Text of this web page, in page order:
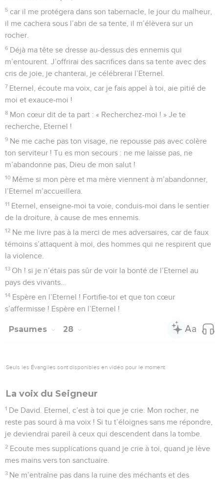
5 car il me protégera dans son tabernacle, le jour du malheur,
il me cachera sous l’abri de sa tente, il m’élèvera sur un
rocher.
6 Déjà ma tête se dresse au-dessus des ennemis qui
m’entourent. J’offrirai des sacrifices dans sa tente avec des
cris de joie, je chanterai, je célébrerai l’Eternel.
7 Eternel, écoute ma voix, car je fais appel à toi, aie pitié de
moi et exauce-moi !
8 Mon cœur dit de ta part : « Recherchez-moi ! » Je te
recherche, Eternel !
9 Ne me cache pas ton visage, ne repousse pas avec colère
ton serviteur ! Tu es mon secours : ne me laisse pas, ne
m’abandonne pas, Dieu de mon salut !
10 Même si mon père et ma mère viennent à m’abandonner,
l’Eternel m’accueillera.
11 Eternel, enseigne-moi ta voie, conduis-moi dans le sentier
de la droiture, à cause de mes ennemis.
12 Ne me livre pas à la merci de mes adversaires, car de faux
témoins s’attaquent à moi, des hommes qui ne respirent que
la violence.
13 Oh ! si je n’étais pas sûr de voir la bonté de l’Eternel au
pays des vivants…
14 Espère en l’Eternel ! Fortifie-toi et que ton cœur
s’affermisse ! Espère en l’Eternel !
Psaumes 28
Seuls les Évangiles sont disponibles en vidéo pour le moment.
La voix du Seigneur
1 De David. Eternel, c’est à toi que je crie. Mon rocher, ne
reste pas sourd à ma voix ! Si tu t’éloignes sans me répondre,
je deviendrai pareil à ceux qui descendent dans la tombe.
2 Ecoute mes supplications quand je crie à toi, quand je lève
mes mains vers ton sanctuaire.
3 Ne m’entraîne pas dans la ruine des méchants et des